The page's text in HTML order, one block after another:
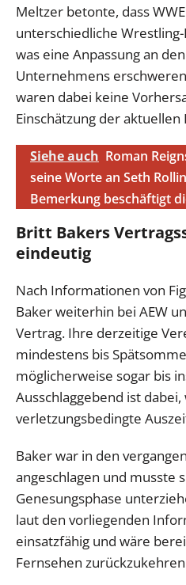
Meltzer betonte, dass
unterschiedliche
was eine Anpassung an
Unternehmens
waren dabei keine
Einschätzung der
Siehe auch Roman
seine Worte an Seth
Bemerkung beschäftigt
Britt Bakers
eindeutig
Nach Informationen von
Baker weiterhin bei AEW
Vertrag. Ihre derzeitige
mindestens bis
möglicherweise sogar bis
Ausschlaggebend ist
verletzungsbedingte
Baker war in den
angeschlagen und musste
Genesungsphase
laut den vorliegenden
einsatzfähig und wäre
Fernsehen